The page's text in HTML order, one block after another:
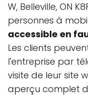
W, Belleville, ON
personnes à
accessible en
Les clients
l'entreprise par
visite de leur site
aperçu complet